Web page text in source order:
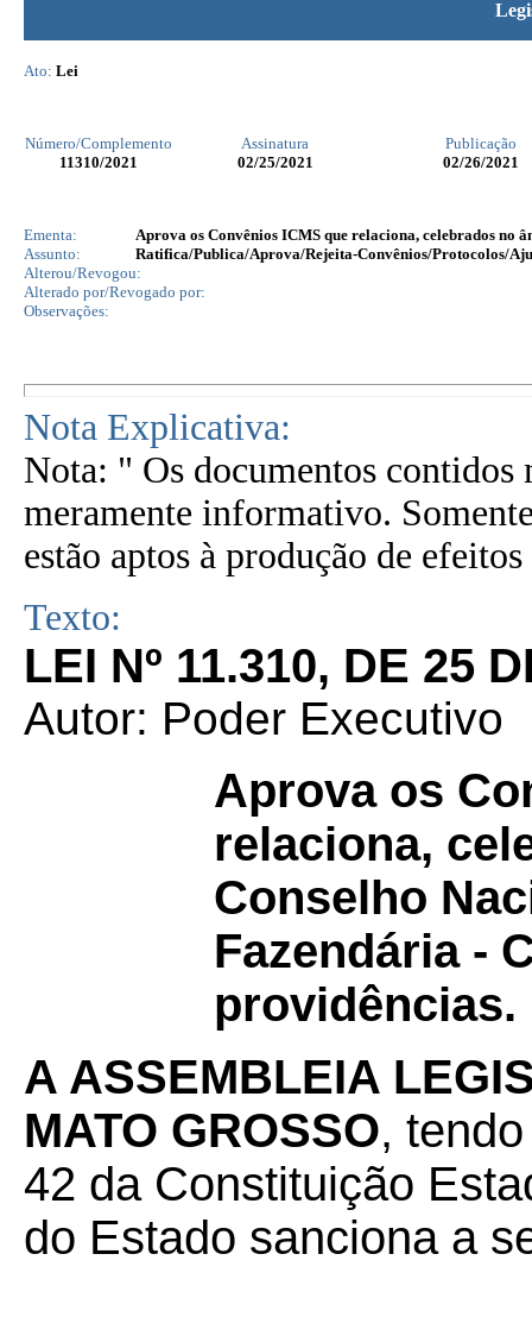
Ato: Lei
Número/Complemento Assinatura
Publicação
11310/2021 02/25/2021 02/26/2021
Ementa:
Aprova os Convênios ICMS que relaciona, celebrados no
Assunto:
Ratifica/Publica/Aprova/Rejeita-Convênios/Protocolos/
Alterou/Revogou:
Alterado por/Revogado por:
Observações:
Nota Explicativa:
Nota: " Os documentos contidos
meramente informativo.
estão aptos à produção de
Texto:
LEI Nº 11.310, DE 25
Autor: Poder Executivo
Aprova os
relaciona,
Conselho
Fazendária -
providências.
A ASSEMBLEIA
MATO GROSSO,
42 da Constituição
do Estado sanciona a